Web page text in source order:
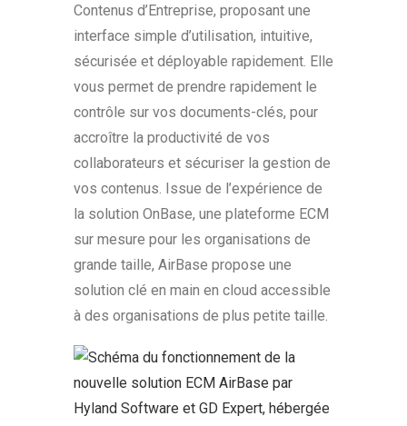
Contenus d’Entreprise, proposant une
interface simple d’utilisation, intuitive,
sécurisée et déployable rapidement. Elle
vous permet de prendre rapidement le
contrôle sur vos documents-clés, pour
accroître la productivité de vos
collaborateurs et sécuriser la gestion de
vos contenus. Issue de l’expérience de
la solution OnBase, une plateforme ECM
sur mesure pour les organisations de
grande taille, AirBase propose une
solution clé en main en cloud accessible
à des organisations de plus petite taille.